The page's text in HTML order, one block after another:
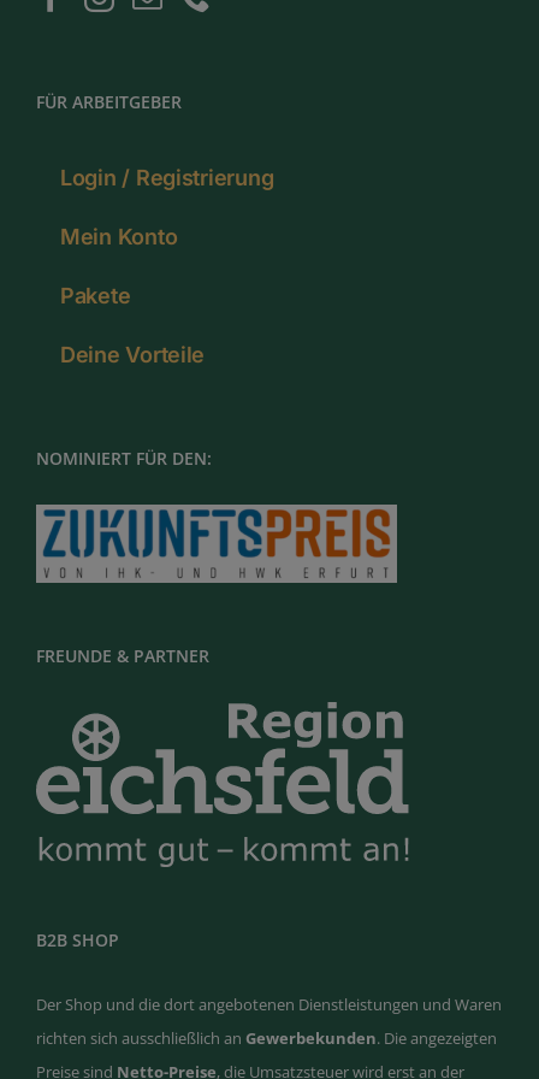
FÜR ARBEITGEBER
Login / Registrierung
Mein Konto
Pakete
Deine Vorteile
NOMINIERT FÜR DEN:
FREUNDE & PARTNER
B2B SHOP
Der Shop und die dort angebotenen Dienstleistungen und Waren
richten sich ausschließlich an Gewerbekunden. Die angezeigten
Preise sind Netto-Preise, die Umsatzsteuer wird erst an der